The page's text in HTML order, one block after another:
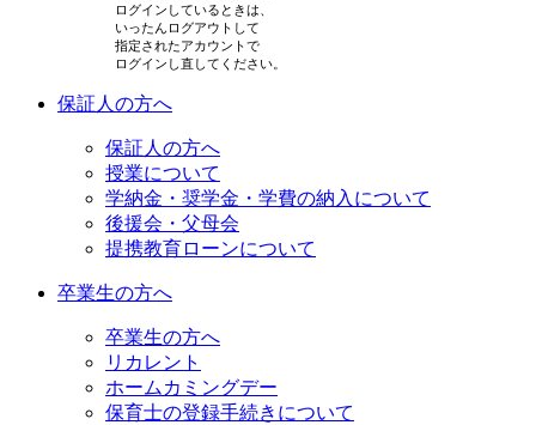
ログインしているときは、
いったんログアウトして
指定されたアカウントで
ログインし直してください。
保証人の方へ
保証人の方へ
授業について
学納金・奨学金・学費の納入について
後援会・父母会
提携教育ローンについて
卒業生の方へ
卒業生の方へ
リカレント
ホームカミングデー
保育士の登録手続きについて